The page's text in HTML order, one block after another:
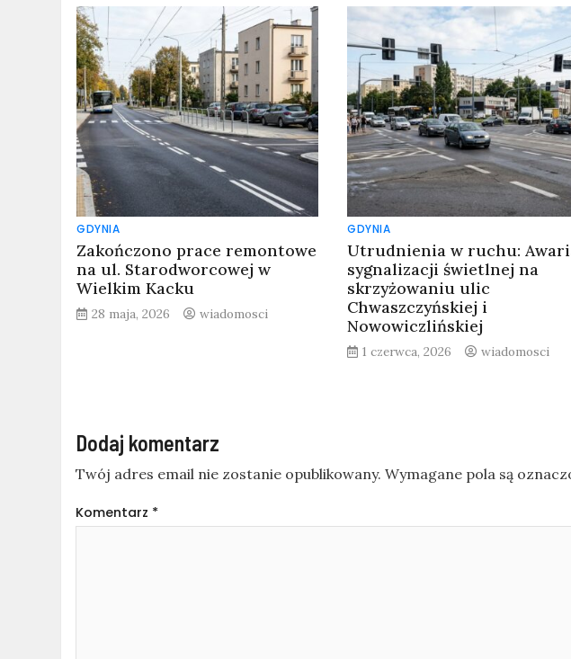
GDYNIA
Zakończono prace remontowe
na ul. Starodworcowej w
Wielkim Kacku
28 maja, 2026 wiadomosci
GDYNIA
Utrudnienia w ruchu:
sygnalizacji świetlnej na
skrzyżowaniu ulic
Chwaszczyńskiej i
Nowowiczlińskiej
1 czerwca, 2026 wiadomosci
Dodaj komentarz
Twój adres email nie zostanie opublikowany. Wymagane pola są
Komentarz *